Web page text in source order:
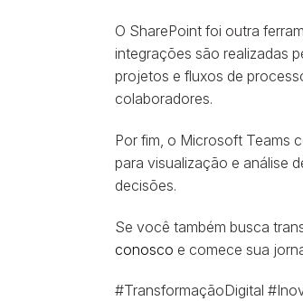
O SharePoint foi outra
integrações são realizadas
projetos e fluxos de
colaboradores.
Por fim, o Microsoft Teams
para visualização e análise
decisões.
Se você também busca
conosco e comece sua
#TransformaçãoDigital